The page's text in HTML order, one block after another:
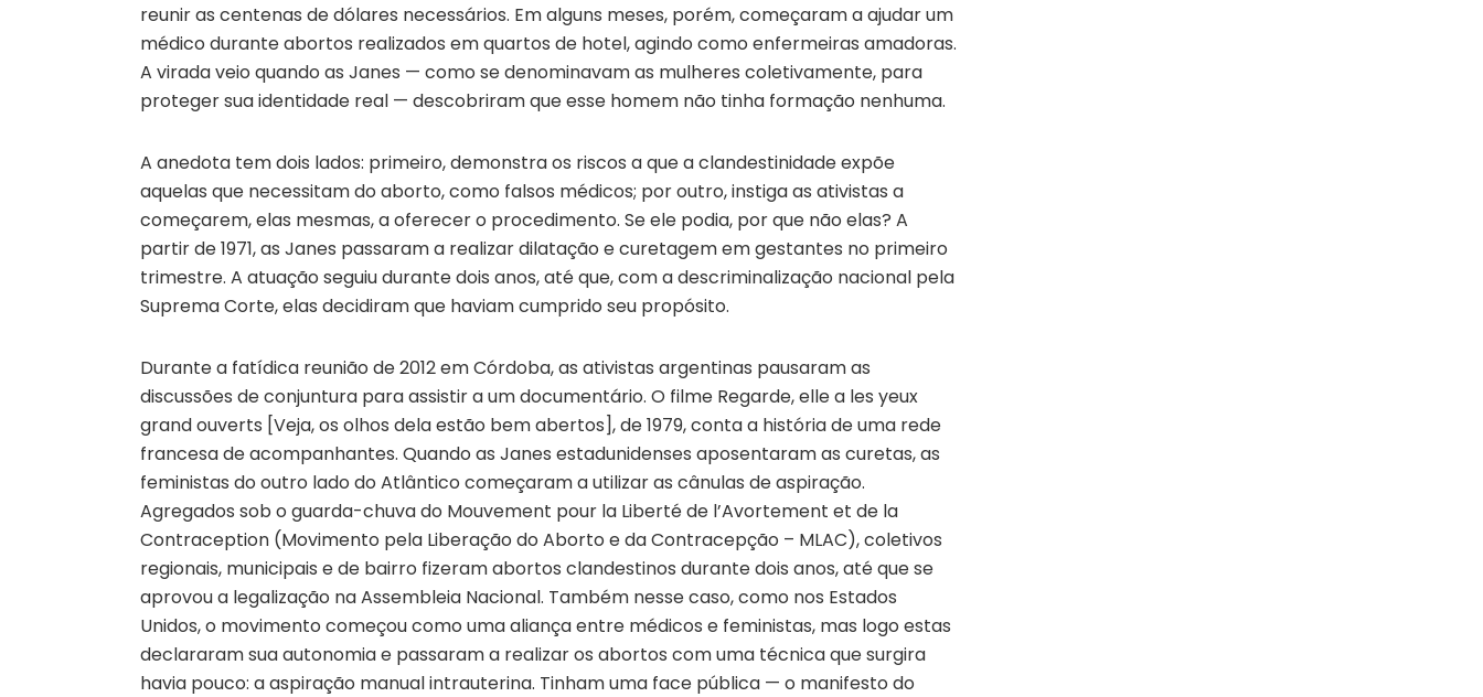
reunir as centenas de dólares necessários. Em alguns meses, porém, começaram a ajudar um
médico durante abortos realizados em quartos de hotel, agindo como enfermeiras amadoras.
A virada veio quando as Janes — como se denominavam as mulheres coletivamente, para
proteger sua identidade real — descobriram que esse homem não tinha formação nenhuma.
A anedota tem dois lados: primeiro, demonstra os riscos a que a clandestinidade expõe
aquelas que necessitam do aborto, como falsos médicos; por outro, instiga as ativistas a
começarem, elas mesmas, a oferecer o procedimento. Se ele podia, por que não elas? A
partir de 1971, as Janes passaram a realizar dilatação e curetagem em gestantes no primeiro
trimestre. A atuação seguiu durante dois anos, até que, com a descriminalização nacional pela
Suprema Corte, elas decidiram que haviam cumprido seu propósito.
Durante a fatídica reunião de 2012 em Córdoba, as ativistas argentinas pausaram as
discussões de conjuntura para assistir a um documentário. O filme Regarde, elle a les yeux
grand ouverts [Veja, os olhos dela estão bem abertos], de 1979, conta a história de uma rede
francesa de acompanhantes. Quando as Janes estadunidenses aposentaram as curetas, as
feministas do outro lado do Atlântico começaram a utilizar as cânulas de aspiração.
Agregados sob o guarda-chuva do Mouvement pour la Liberté de l’Avortement et de la
Contraception (Movimento pela Liberação do Aborto e da Contracepção – MLAC), coletivos
regionais, municipais e de bairro fizeram abortos clandestinos durante dois anos, até que se
aprovou a legalização na Assembleia Nacional. Também nesse caso, como nos Estados
Unidos, o movimento começou como uma aliança entre médicos e feministas, mas logo estas
declararam sua autonomia e passaram a realizar os abortos com uma técnica que surgira
havia pouco: a aspiração manual intrauterina. Tinham uma face pública — o manifesto do